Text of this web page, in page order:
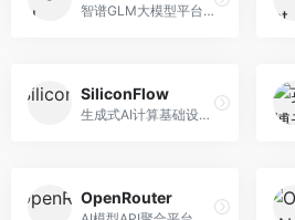
智谱GLM大模型平台，提供API调用与模型服务。面向开发者和企业用户，提供GLM系列模型API、微调服务、应用开发工具等，开源生态完善。
SiliconFlow
生成式AI计算基础设施平台，专注于模型推理服务。面向开发者和企业，提供多模型API、高性能推理、成本优化等服务，推理性价比高。
OpenRouter